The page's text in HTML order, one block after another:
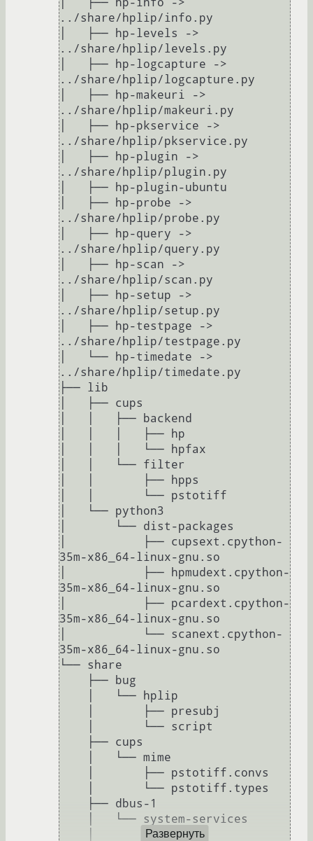
../share/hplip/info.py
│   ├── hp-levels ->
../share/hplip/levels.py
│   ├── hp-logcapture ->
../share/hplip/logcapture.py
│   ├── hp-makeuri ->
../share/hplip/makeuri.py
│   ├── hp-pkservice ->
../share/hplip/pkservice.py
│   ├── hp-plugin ->
../share/hplip/plugin.py
│   ├── hp-plugin-ubuntu
│   ├── hp-probe ->
../share/hplip/probe.py
│   ├── hp-query ->
../share/hplip/query.py
│   ├── hp-scan ->
../share/hplip/scan.py
│   ├── hp-setup ->
../share/hplip/setup.py
│   ├── hp-testpage ->
../share/hplip/testpage.py
│   └── hp-timedate ->
../share/hplip/timedate.py
├── lib
│   ├── cups
│   │   ├── backend
│   │   │   ├── hp
│   │   │   └── hpfax
│   │   └── filter
│   │       ├── hpps
│   │       └── pstotiff
│   └── python3
│       └── dist-packages
│           ├── cupsext.cpython-
35m-x86_64-linux-gnu.so
│           ├── hpmudext.cpython-
35m-x86_64-linux-gnu.so
│           ├── pcardext.cpython-
35m-x86_64-linux-gnu.so
│           └── scanext.cpython-
35m-x86_64-linux-gnu.so
└── share
Развернуть